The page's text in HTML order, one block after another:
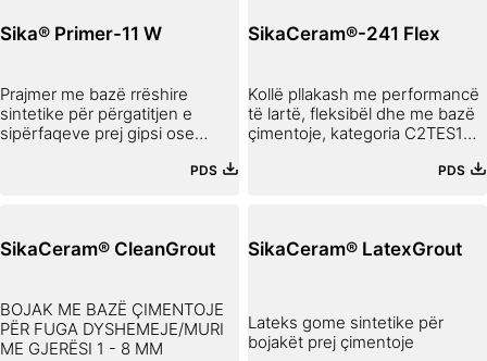
Sika® Primer-11 W
Prajmer me bazë rrëshire
sintetike për përgatitjen e
sipërfaqeve prej gipsi ose
PDS
SikaCeram®-241 Flex
Kollë pllakash me performancë
të lartë, fleksibël dhe me bazë
çimentoje, kategoria C2TES1
PDS
SikaCeram® CleanGrout
BOJAK ME BAZË ÇIMENTOJE
PËR FUGA DYSHEMEJE/MURI
ME GJERËSI 1 - 8 MM
SikaCeram® LatexGrout
Lateks gome sintetike për
bojakët prej çimentoje